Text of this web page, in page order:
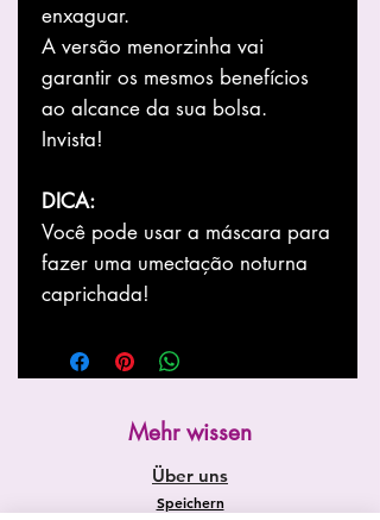
enxaguar.
A versão menorzinha vai
garantir os mesmos benefícios
ao alcance da sua bolsa.
Invista!
DICA:
Você pode usar a máscara para
fazer uma umectação noturna
caprichada!
Mehr wissen
Über uns
Speichern